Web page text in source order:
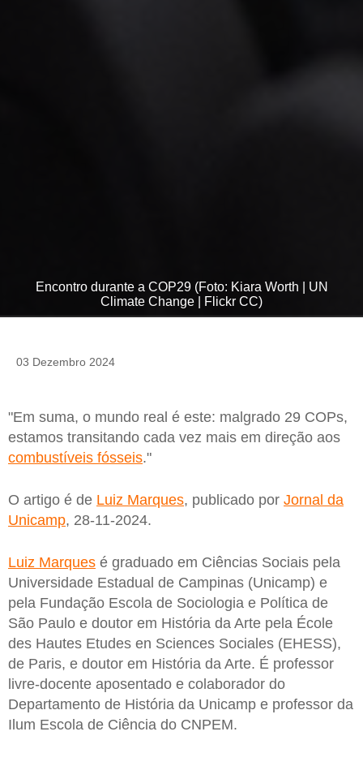
Encontro durante a COP29 (Foto: Kiara Worth | UN
Climate Change | Flickr CC)
03 Dezembro 2024
"Em suma, o mundo real é este: malgrado 29 COPs,
estamos transitando cada vez mais em direção aos
combustíveis fósseis."
O artigo é de Luiz Marques, publicado por Jornal da
Unicamp, 28-11-2024.
Luiz Marques é graduado em Ciências Sociais pela
Universidade Estadual de Campinas (Unicamp) e
pela Fundação Escola de Sociologia e Política de
São Paulo e doutor em História da Arte pela École
des Hautes Etudes en Sciences Sociales (EHESS),
de Paris, e doutor em História da Arte. É professor
livre-docente aposentado e colaborador do
Departamento de História da Unicamp e professor da
Ilum Escola de Ciência do CNPEM.